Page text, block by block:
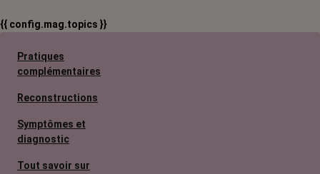
{{ config.mag.topics }}
Pratiques
complémentaires
Reconstructions
Symptômes et
diagnostic
Tout savoir sur